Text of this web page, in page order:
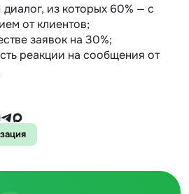
из которых 60% — с
от клиентов;
заявок на 30%;
реакции на сообщения от